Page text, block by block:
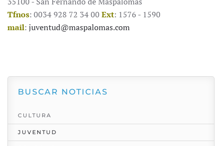
Tfnos: 0034 928 72 34 00 Ext: 1576 - 1590
mail: juventud@maspalomas.com
BUSCAR NOTICIAS
CULTURA
JUVENTUD